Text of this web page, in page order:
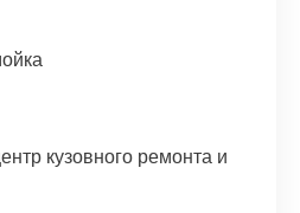
кузовного ремонта и